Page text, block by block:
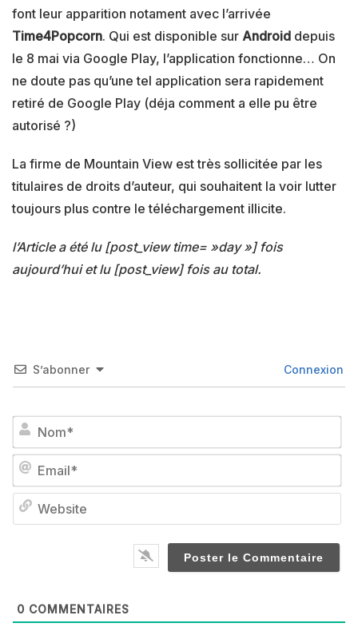
font leur apparition notament avec l’arrivée
Time4Popcorn. Qui est disponible sur Android depuis
le 8 mai via Google Play, l’application fonctionne… On
ne doute pas qu’une tel application sera rapidement
retiré de Google Play (déja comment a elle pu être
autorisé ?)
La firme de Mountain View est très sollicitée par les
titulaires de droits d’auteur, qui souhaitent la voir lutter
toujours plus contre le téléchargement illicite.
l’Article a été lu [post_view time= »day »] fois
aujourd’hui et lu [post_view] fois au total.
S’abonner Connexion
0 COMMENTAIRES